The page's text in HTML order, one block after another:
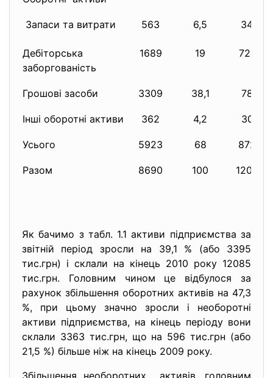
Запаси та витрати 563 6,5 345
Дебіторська
заборгованість
1689 19 7281
Грошові засоби 3309 38,1 789
Інші оборотні активи 362 4,2 307
Усього 5923 68 8722
Разом 8690 100 12085
Як бачимо з табл. 1.1 активи підприємства за
звітній період зросли на 39,1 % (або 3395
тис.грн) і склали на кінець 2010 року 12085
тис.грн. Головним чином це відбулося за
рахунок збільшення оборотних активів на 47,3
%, при цьому значно зросли і необоротні
активи підприємства, на кінець періоду вони
склали 3363 тис.грн, що на 596 тис.грн (або
21,5 %) більше ніж на кінець 2009 року.
Збільшення необоротних активів, головним